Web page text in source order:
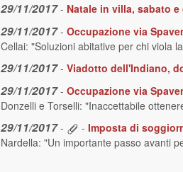
29/11/2017 - Natale in villa, sabato
29/11/2017 - Occupazione via
Cellai: "Soluzioni abitative per chi viola
29/11/2017 - Viadotto dell'Indiano,
29/11/2017 - Occupazione via
Donzelli e Torselli: "Inaccettabile
29/11/2017 - - Imposta di
Nardella: "Un importante passo avanti